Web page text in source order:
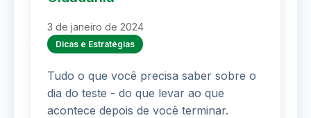
3 de janeiro de 2024
Dicas e Estratégias
Tudo o que você precisa saber sobre o
dia do teste - do que levar ao que
acontece depois de você terminar.